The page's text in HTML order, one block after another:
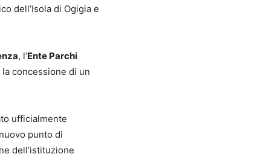
dell’Isola di Ogigia e
, l’Ente Parchi
la concessione di un
ufficialmente
punto di
dell’istituzione